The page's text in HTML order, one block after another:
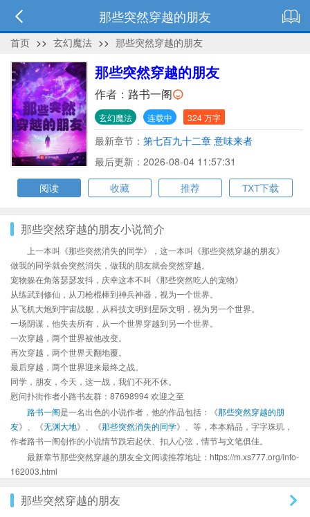
那些突然穿越的朋友
首页 >> 玄幻魔法 >> 那些突然穿越的朋友
那些突然穿越的朋友
作者： 路书一阁
玄幻魔法 连载中 324 万字
最新章节： 第七百九十二章 意味来者
最后更新：2026-08-04 11:57:31
阅读
收藏 推荐 TXT下载
那些突然穿越的朋友小说简介
上一本叫《那些突然消失的同学》，这一本叫《那些突然穿越的朋友》
做我的同学就会突然消失，做我的朋友就会突然穿越。
宠物躲在角落瑟瑟发抖，庆幸这本不叫《那些突然吃人的宠物》
从练武到修仙，从刀枪棍棒到神兵神器，视为一个世界。
从飞机大炮到宇宙战舰，从科技文明到星际文明，视为另一个世界。
一场阴谋，他失去所有，从一个世界穿越到另一个世界。
一次穿越，两个世界被他改变。
再次穿越，两个世界天翻地覆。
最后穿越，两个世界迎来最终之战。
同学，朋友，今天，这一战，我们不死不休。
慰问扑街作者小路书友群：87698994 欢迎之至
路书一阁是一名出色的小说作者，他的作品包括：《那些突然穿越的朋
友》、《无渊大地》、《那些突然消失的同学》、等，本本精品，字字珠玑，
作者路书一阁创作的小说情节跌宕起伏、扣人心弦，情节与文笔俱佳。
最新章节那些突然穿越的朋友全文阅读推荐地址：https://m.xs777.org/info-
162003.html
那些突然穿越的朋友